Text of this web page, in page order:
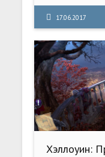
17.06.2017
Хэллоуин: